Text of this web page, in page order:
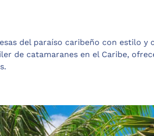
del paraíso caribeño con estilo y
de catamaranes en el Caribe,